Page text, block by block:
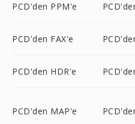
PCD'den PPM'e
PCD'den FAX'e
PCD'den HDR'e
PCD'den MAP'e